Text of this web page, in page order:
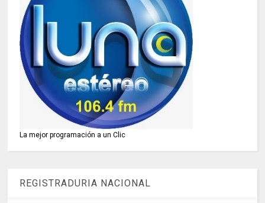
La mejor programación a un Clic
REGISTRADURIA NACIONAL